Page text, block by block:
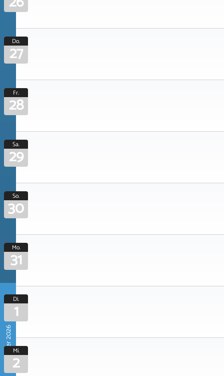
Do.
27
Fr.
28
Sa.
29
So.
30
Mo.
31
September 2026
Di.
1
Mi.
2